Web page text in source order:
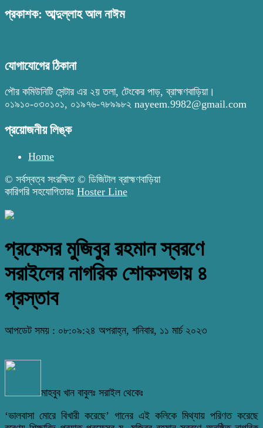
প্রকাশক: আব্দুল্লাহ আল নাঈম
যোগাযোগের ঠিকানা
পৌর কমিউনিটি সেন্টার এর ২য় তলা, টেংকের পাড়, ব্রাহ্মণবাড়িয়া।
০১৯১০-০৩০১০১, ০১৯৭৬-৭৮৯৯৮২ nayeem.9982@gmail.com
প্রয়োজনীয় লিঙ্ক
Home
© সর্বস্বত্ব সংরক্ষিত © ডিজিটাল ব্রাহ্মণবাড়িয়া
কারিগরি সহযোগিতায়ঃ Hoster Line
প্রফেসর মুজিবুর রহমান স্বরণে
সরাইলের নাগরিক শোকসভায় ৪
প্রস্তাব
আপডেট সময় : ০৮:০৯:২৪ অপরাহ্ন, শনিবার, ১১ মার্চ ২০২৩
মাহবুব খান বাবুলঃ সরাইল থেকেঃ
‘ভালবাসা মোরে বিখারী করেছে’ গানের এই কলিকে মিথ্যায় পরিণত করেছে